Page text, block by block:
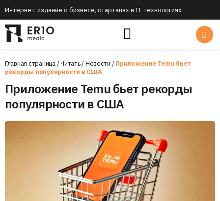
Интернет-издание о бизнесе, стартапах и IT-технологиях
Главная страница/Читать/Новости /Приложение Temu бьет
рекорды популярности в США
Приложение Temu бьет рекорды
популярности в США